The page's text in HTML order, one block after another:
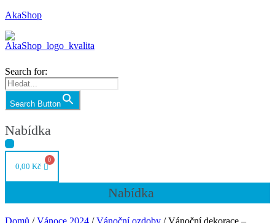
AkaShop
Search for:
Search Button
Nabídka
0,00 Kč
Nabídka
Domů /Vánoce 2024 /Vánoční ozdoby / Vánoční dekorace –